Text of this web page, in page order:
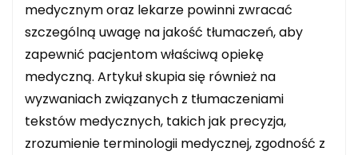
medycznym oraz lekarze powinni zwracać
szczególną uwagę na jakość tłumaczeń, aby
zapewnić pacjentom właściwą opiekę
medyczną. Artykuł skupia się również na
wyzwaniach związanych z tłumaczeniami
tekstów medycznych, takich jak precyzja,
zrozumienie terminologii medycznej, zgodność z